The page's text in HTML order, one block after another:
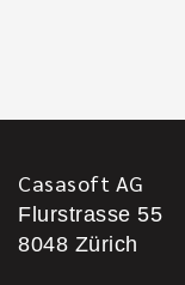
Casasoft AG
Flurstrasse 55
8048 Zürich